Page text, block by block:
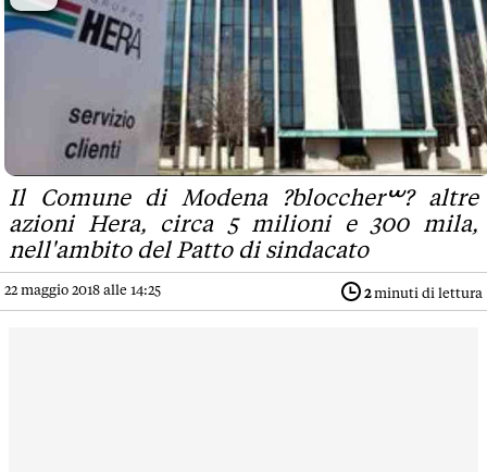
Il Comune di Modena ?bloccherࠔ? altre
azioni Hera, circa 5 milioni e 300 mila,
nell'ambito del Patto di sindacato
22 maggio 2018 alle 14:25 2minuti di lettura